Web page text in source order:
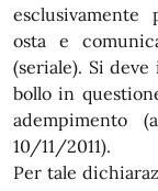
osta e
(seriale). Si
bollo in
adempimento
10/11/2011).
Per tale